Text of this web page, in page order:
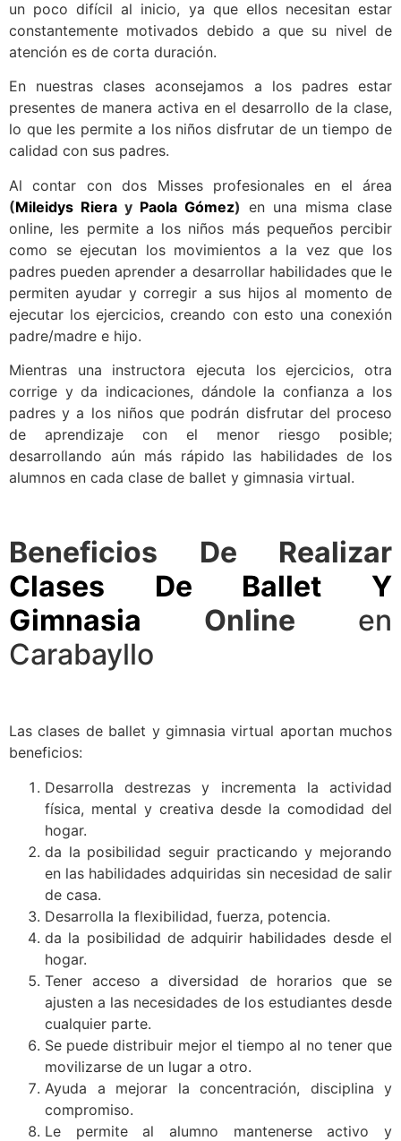
un poco difícil al inicio, ya que ellos necesitan estar
constantemente motivados debido a que su nivel de
atención es de corta duración.
En nuestras clases aconsejamos a los padres estar
presentes de manera activa en el desarrollo de la clase,
lo que les permite a los niños disfrutar de un tiempo de
calidad con sus padres.
Al contar con dos Misses profesionales en el área
(Mileidys Riera y Paola Gómez) en una misma clase
online, les permite a los niños más pequeños percibir
como se ejecutan los movimientos a la vez que los
padres pueden aprender a desarrollar habilidades que le
permiten ayudar y corregir a sus hijos al momento de
ejecutar los ejercicios, creando con esto una conexión
padre/madre e hijo.
Mientras una instructora ejecuta los ejercicios, otra
corrige y da indicaciones, dándole la confianza a los
padres y a los niños que podrán disfrutar del proceso
de aprendizaje con el menor riesgo posible;
desarrollando aún más rápido las habilidades de los
alumnos en cada clase de ballet y gimnasia virtual.
Beneficios De Realizar
Clases De Ballet Y
Gimnasia Online en
Carabayllo
Las clases de ballet y gimnasia virtual aportan muchos
beneficios:
Desarrolla destrezas y incrementa la actividad
física, mental y creativa desde la comodidad del
hogar.
da la posibilidad seguir practicando y mejorando
en las habilidades adquiridas sin necesidad de salir
de casa.
Desarrolla la flexibilidad, fuerza, potencia.
da la posibilidad de adquirir habilidades desde el
hogar.
Tener acceso a diversidad de horarios que se
ajusten a las necesidades de los estudiantes desde
cualquier parte.
Se puede distribuir mejor el tiempo al no tener que
movilizarse de un lugar a otro.
Ayuda a mejorar la concentración, disciplina y
compromiso.
Le permite al alumno mantenerse activo y